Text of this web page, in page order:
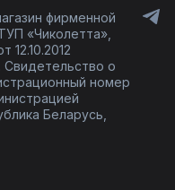
фирменной
«Чиколетта»,
12.10.2012
Свидетельство о
номер
Беларусь,